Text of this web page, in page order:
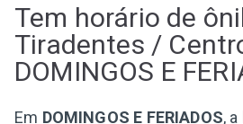
Tem horário de
Tiradentes /
DOMINGOS E
Em DOMINGOS E FERIADOS,